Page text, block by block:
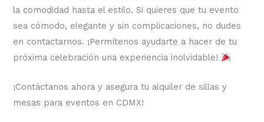
la comodidad hasta el estilo. Si quieres que tu evento
sea cómodo, elegante y sin complicaciones, no dudes
en contactarnos. ¡Permítenos ayudarte a hacer de tu
próxima celebración una experiencia inolvidable!
¡Contáctanos ahora y asegura tu alquiler de sillas y
mesas para eventos en CDMX!